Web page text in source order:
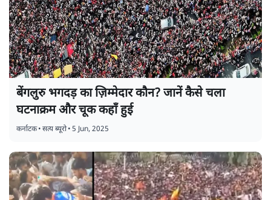
बेंगलुरु भगदड़ का ज़िम्मेदार कौन? जानें कैसे चला
घटनाक्रम और चूक कहाँ हुई
कर्नाटक•सत्य ब्यूरो•5 Jun, 2025